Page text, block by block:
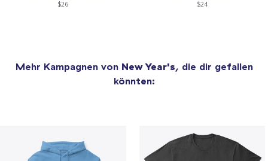
$26 $24
Mehr Kampagnen von New Year's, die dir gefallen
könnten: